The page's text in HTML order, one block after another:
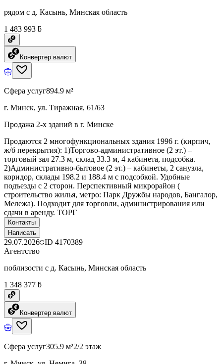
рядом с д. Касынь, Минская область
1 483 993 ƃ
Конвертер валют
Сфера услуг894.9 м²
г. Минск, ул. Тиражная, 61/63
Продажа 2-х зданий в г. Минске
Продаются 2 многофункциональных здания 1996 г. (кирпич,
ж/б перекрытия): 1)Торгово-административное (2 эт.) –
торговый зал 27.3 м, склад 33.3 м, 4 кабинета, подсобка.
2)Административно-бытовое (2 эт.) – кабинеты, 2 санузла,
коридор, склады 198.2 и 188.4 м с подсобкой. Удобные
подъезды с 2 сторон. Перспективный микрорайон (
строительство жилья, метро: Парк Дружбы народов, Бангалор,
Мележа). Подходит для торговли, администрирования или
сдачи в аренду. ТОРГ
Контакты
Написать
29.07.2026 ID 4170389
Агентство
поблизости с д. Касынь, Минская область
1 348 377 ƃ
Конвертер валют
Сфера услуг305.9 м²2/2 этаж